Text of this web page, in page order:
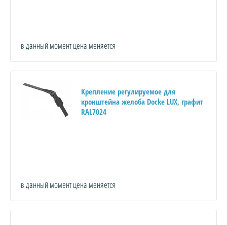
в данный момент цена меняется
Крепление регулируемое для
кронштейна желоба Docke LUX, графит
RAL7024
в данный момент цена меняется